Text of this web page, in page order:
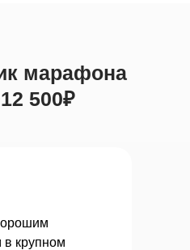
марафона
500₽
в крупном